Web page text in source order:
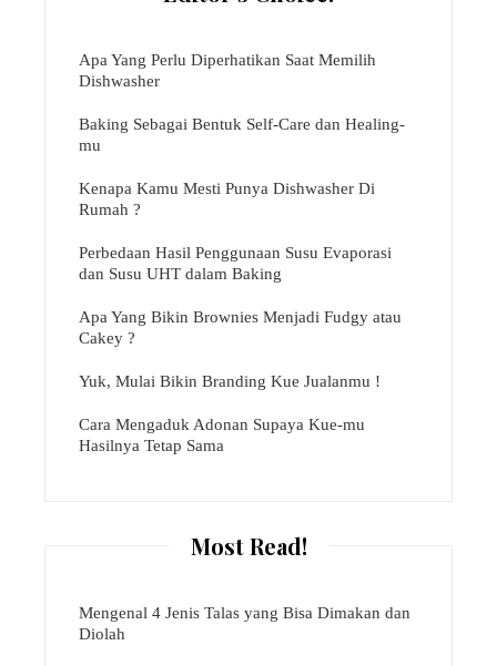
Apa Yang Perlu Diperhatikan Saat Memilih
Dishwasher
Baking Sebagai Bentuk Self-Care dan Healing-
mu
Kenapa Kamu Mesti Punya Dishwasher Di
Rumah ?
Perbedaan Hasil Penggunaan Susu Evaporasi
dan Susu UHT dalam Baking
Apa Yang Bikin Brownies Menjadi Fudgy atau
Cakey ?
Yuk, Mulai Bikin Branding Kue Jualanmu !
Cara Mengaduk Adonan Supaya Kue-mu
Hasilnya Tetap Sama
Most Read!
Mengenal 4 Jenis Talas yang Bisa Dimakan dan
Diolah